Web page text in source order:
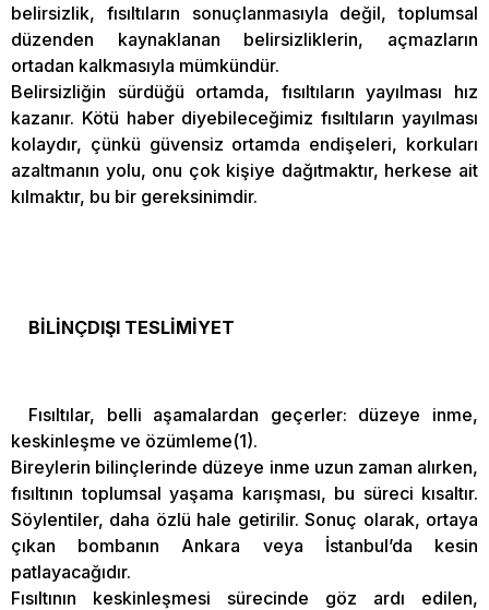
belirsizlik, fısıltıların sonuçlanmasıyla değil, toplumsal
düzenden kaynaklanan belirsizliklerin, açmazların
ortadan kalkmasıyla mümkündür.
Belirsizliğin sürdüğü ortamda, fısıltıların yayılması hız
kazanır. Kötü haber diyebileceğimiz fısıltıların yayılması
kolaydır, çünkü güvensiz ortamda endişeleri, korkuları
azaltmanın yolu, onu çok kişiye dağıtmaktır, herkese ait
kılmaktır, bu bir gereksinimdir.
BİLİNÇDIŞI TESLİMİYET
Fısıltılar, belli aşamalardan geçerler: düzeye inme,
keskinleşme ve özümleme(1).
Bireylerin bilinçlerinde düzeye inme uzun zaman alırken,
fısıltının toplumsal yaşama karışması, bu süreci kısaltır.
Söylentiler, daha özlü hale getirilir. Sonuç olarak, ortaya
çıkan bombanın Ankara veya İstanbul’da kesin
patlayacağıdır.
Fısıltının keskinleşmesi sürecinde göz ardı edilen,